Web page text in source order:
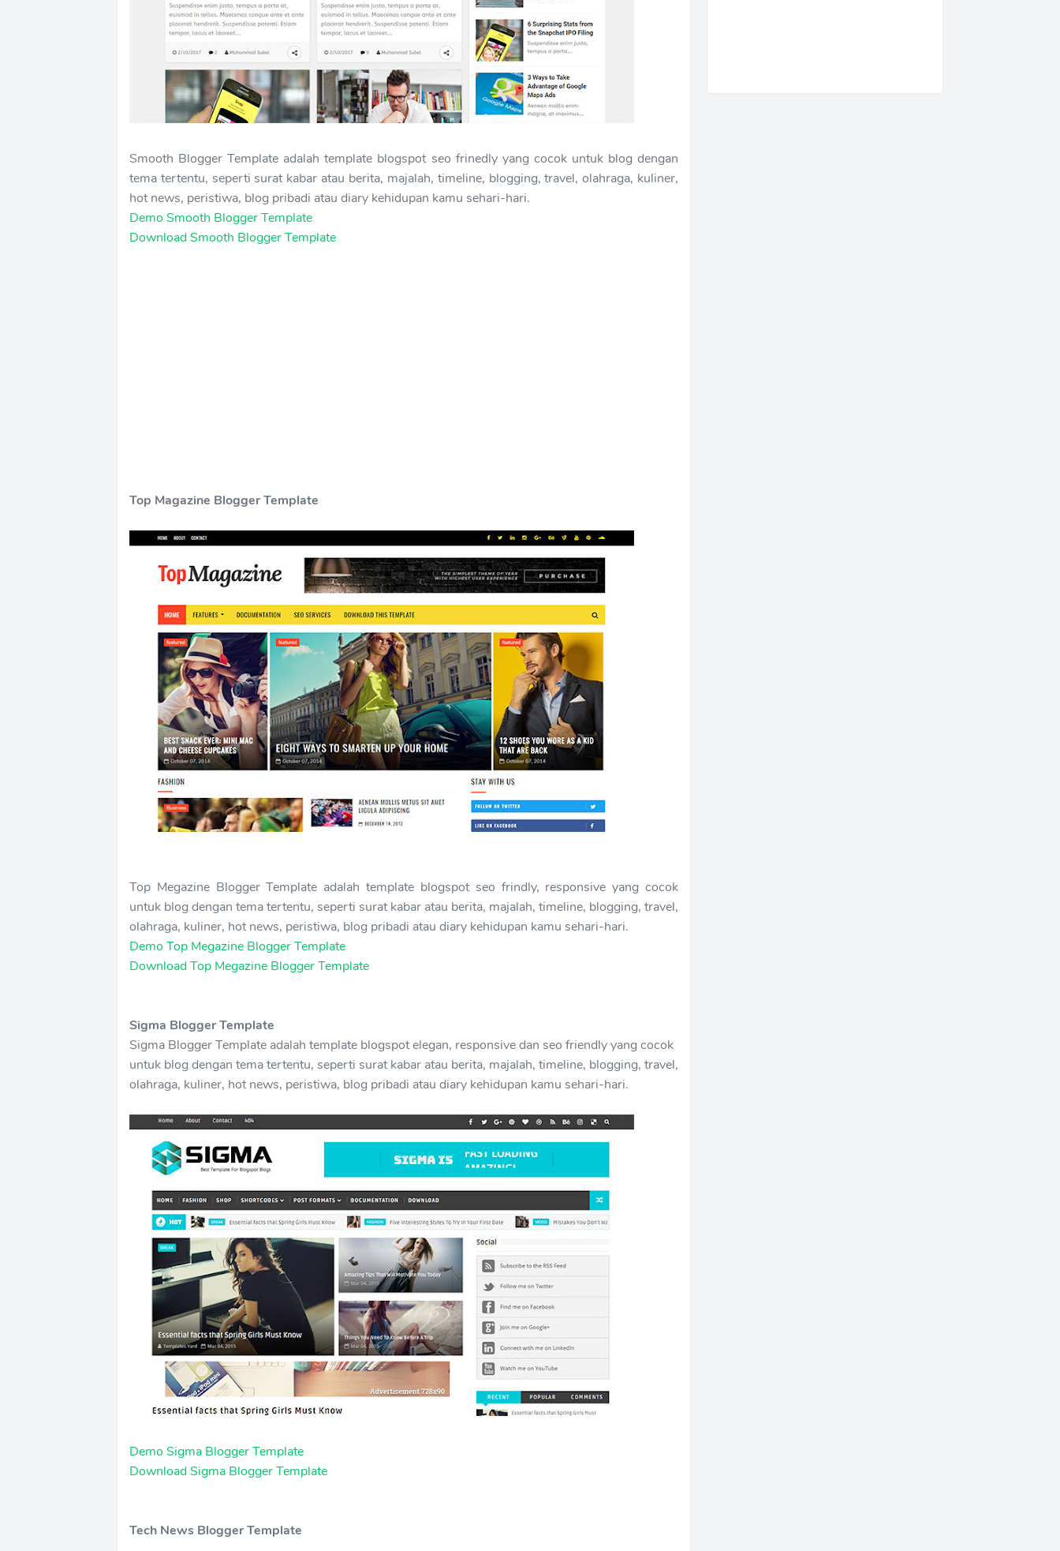
Smooth Blogger Template adalah template blogspot seo frinedly yang cocok untuk blog dengan
tema tertentu, seperti surat kabar atau berita, majalah, timeline, blogging, travel, olahraga, kuliner,
hot news, peristiwa, blog pribadi atau diary kehidupan kamu sehari-hari.
Demo Smooth Blogger Template
Download Smooth Blogger Template
Top Magazine Blogger Template
Top Megazine Blogger Template adalah template blogspot seo frindly, responsive yang cocok
untuk blog dengan tema tertentu, seperti surat kabar atau berita, majalah, timeline, blogging, travel,
olahraga, kuliner, hot news, peristiwa, blog pribadi atau diary kehidupan kamu sehari-hari.
Demo Top Megazine Blogger Template
Download Top Megazine Blogger Template
Sigma Blogger Template
Sigma Blogger Template adalah template blogspot elegan, responsive dan seo friendly yang cocok
untuk blog dengan tema tertentu, seperti surat kabar atau berita, majalah, timeline, blogging, travel,
olahraga, kuliner, hot news, peristiwa, blog pribadi atau diary kehidupan kamu sehari-hari.
Demo Sigma Blogger Template
Download Sigma Blogger Template
Tech News Blogger Template